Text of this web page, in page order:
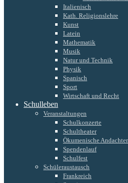
Italienisch
Kath. Religionslehre
Kunst
Latein
Mathematik
Musik
Natur und Technik
Physik
Spanisch
Sport
Wirtschaft und Recht
Schulleben
Veranstaltungen
Schulkonzerte
Schultheater
Ökumenische
Spendenlauf
Schulfest
Schüleraustausch
Frankreich